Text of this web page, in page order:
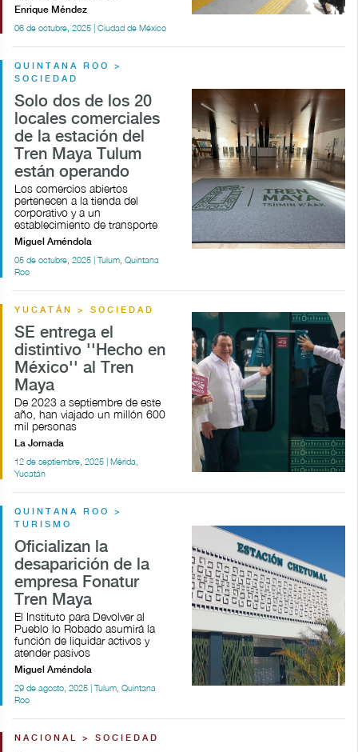
Enrique Méndez
06 de octubre, 2025 | Ciudad de México
QUINTANA ROO >
SOCIEDAD
Solo dos de los 20
locales comerciales
de la estación del
Tren Maya Tulum
están operando
Los comercios abiertos
pertenecen a la tienda del
corporativo y a un
establecimiento de transporte
Miguel Améndola
05 de octubre, 2025 | Tulum, Quintana
Roo
YUCATÁN > SOCIEDAD
SE entrega el
distintivo ''Hecho en
México'' al Tren
Maya
De 2023 a septiembre de este
año, han viajado un millón 600
mil personas
La Jornada
12 de septiembre, 2025 | Mérida,
Yucatán
QUINTANA ROO >
TURISMO
Oficializan la
desaparición de la
empresa Fonatur
Tren Maya
El Instituto para Devolver al
Pueblo lo Robado asumirá la
función de liquidar activos y
atender pasivos
Miguel Améndola
29 de agosto, 2025 | Tulum, Quintana
Roo
NACIONAL > SOCIEDAD